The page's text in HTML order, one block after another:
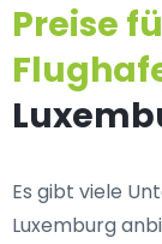
Preise
Es gibt viele
Luxemburg